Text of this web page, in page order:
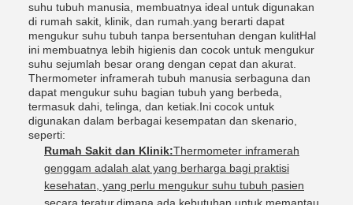
suhu tubuh manusia, membuatnya ideal untuk digunakan
di rumah sakit, klinik, dan rumah.yang berarti dapat
mengukur suhu tubuh tanpa bersentuhan dengan kulitHal
ini membuatnya lebih higienis dan cocok untuk mengukur
suhu sejumlah besar orang dengan cepat dan akurat.
Thermometer inframerah tubuh manusia serbaguna dan
dapat mengukur suhu bagian tubuh yang berbeda,
termasuk dahi, telinga, dan ketiak.Ini cocok untuk
digunakan dalam berbagai kesempatan dan skenario,
seperti:
Rumah Sakit dan Klinik:Thermometer inframerah
genggam adalah alat yang berharga bagi praktisi
kesehatan, yang perlu mengukur suhu tubuh pasien